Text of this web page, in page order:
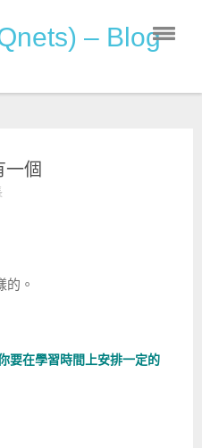
– Blog
一個
的。
要在學習時間上安排一定的